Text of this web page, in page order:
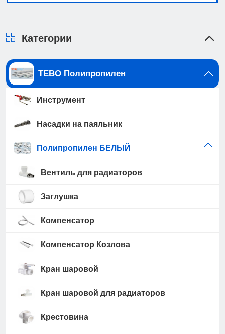
Категории
TEBO Полипропилен
Инструмент
Насадки на паяльник
Полипропилен БЕЛЫЙ
Вентиль для радиаторов
Заглушка
Компенсатор
Компенсатор Козлова
Кран шаровой
Кран шаровой для радиаторов
Крестовина